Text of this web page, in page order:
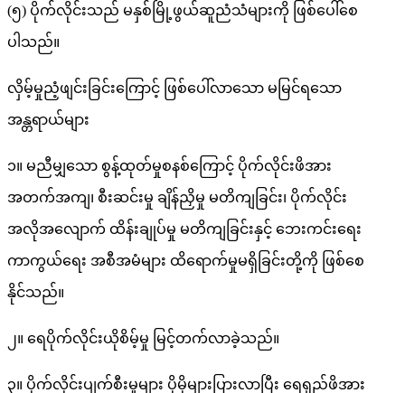
(၅) ပိုက်လိုင်းသည် မနှစ်မြို့ဖွယ်ဆူညံသံများကို ဖြစ်ပေါ်စေ
ပါသည်။
လှိမ့်မှုညံ့ဖျင်းခြင်းကြောင့် ဖြစ်ပေါ်လာသော မမြင်ရသော
အန္တရာယ်များ
၁။ မညီမျှသော စွန့်ထုတ်မှုစနစ်ကြောင့် ပိုက်လိုင်းဖိအား
အတက်အကျ၊ စီးဆင်းမှု ချိန်ညှိမှု မတိကျခြင်း၊ ပိုက်လိုင်း
အလိုအလျောက် ထိန်းချုပ်မှု မတိကျခြင်းနှင့် ဘေးကင်းရေး
ကာကွယ်ရေး အစီအမံများ ထိရောက်မှုမရှိခြင်းတို့ကို ဖြစ်စေ
နိုင်သည်။
၂။ ရေပိုက်လိုင်းယိုစိမ့်မှု မြင့်တက်လာခဲ့သည်။
၃။ ပိုက်လိုင်းပျက်စီးမှုများ ပိုမိုများပြားလာပြီး ရေရှည်ဖိအား